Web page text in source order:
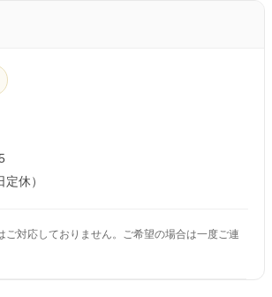
休）
対応しておりません。ご希望の場合は一度ご連